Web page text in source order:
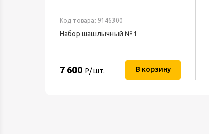
Код товара: 9146300
Набор шашлычный №1
7 600 Р/ шт. В корзину